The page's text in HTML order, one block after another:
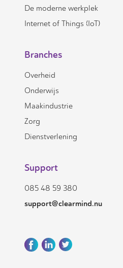
De moderne werkplek
Internet of Things (IoT)
Branches
Overheid
Onderwijs
Maakindustrie
Zorg
Dienstverlening
Support
085 48 59 380
support@clearmind.nu